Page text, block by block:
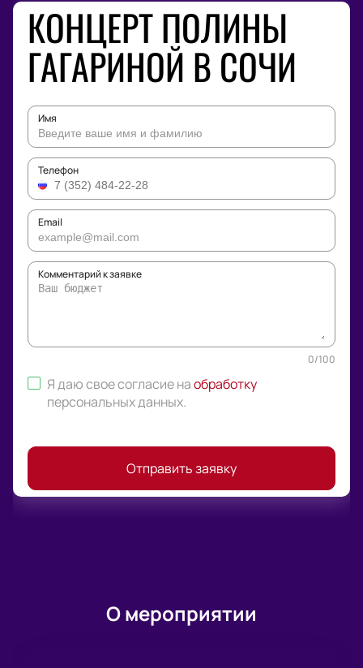
КОНЦЕРТ ПОЛИНЫ
ГАГАРИНОЙ В СОЧИ
Имя
Телефон
Email
Комментарий к заявке
0/100
Я даю свое согласие наобработку
персональных данных.
Отправить заявку
О мероприятии